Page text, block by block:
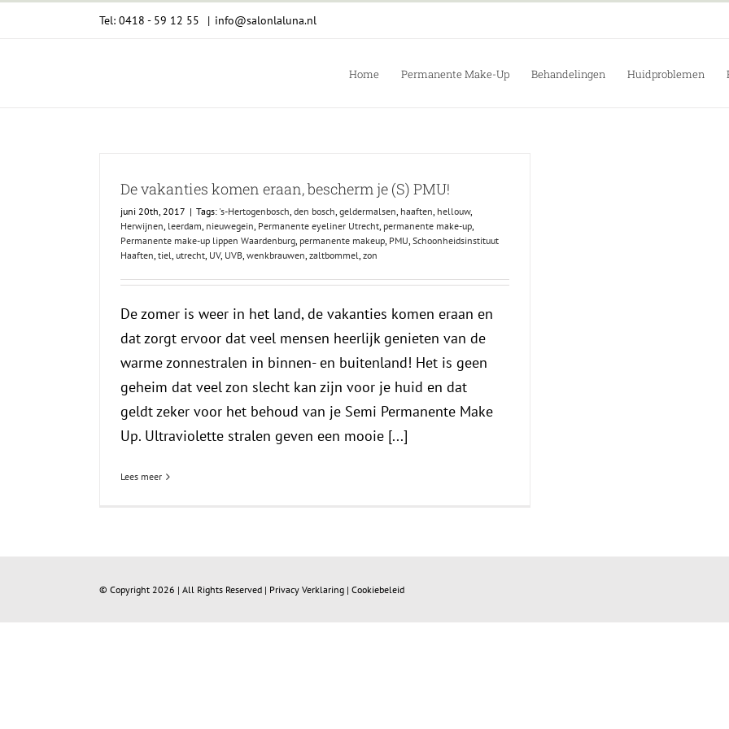
Tel: 0418 - 59 12 55 | info@salonlaluna.nl
Home Permanente Make-Up Behandelingen Huidproblemen
De vakanties komen eraan, bescherm je (S) PMU!
juni 20th, 2017 | Tags: 's-Hertogenbosch, den bosch, geldermalsen, haaften, hellouw,
Herwijnen, leerdam, nieuwegein, Permanente eyeliner Utrecht, permanente make-up,
Permanente make-up lippen Waardenburg, permanente makeup, PMU, Schoonheidsinstituut
Haaften, tiel, utrecht, UV, UVB, wenkbrauwen, zaltbommel, zon
De zomer is weer in het land, de vakanties komen eraan en
dat zorgt ervoor dat veel mensen heerlijk genieten van de
warme zonnestralen in binnen- en buitenland! Het is geen
geheim dat veel zon slecht kan zijn voor je huid en dat
geldt zeker voor het behoud van je Semi Permanente Make
Up. Ultraviolette stralen geven een mooie [...]
Lees meer
© Copyright 2026 | All Rights Reserved | Privacy Verklaring | Cookiebeleid